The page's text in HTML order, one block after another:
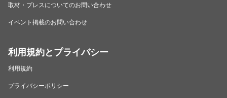
取材・プレスについてのお問い合わせ
イベント掲載のお問い合わせ
利用規約とプライバシー
利用規約
プライバシーポリシー